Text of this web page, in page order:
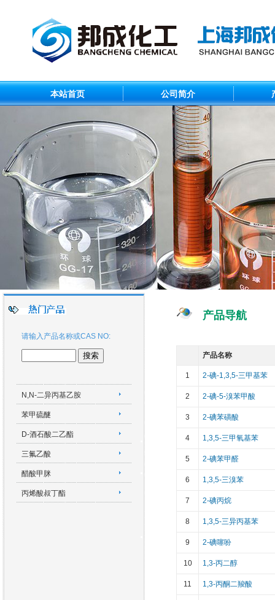
本站首页 公司简介
请输入产品名称或CAS NO:
N,N-二异丙基乙胺
苯甲硫醚
D-酒石酸二乙酯
三氟乙酸
醋酸甲脒
丙烯酸叔丁酯
产品导航
产品名称
1 2-碘-1,3,5-三甲基苯
2 2-碘-5-溴苯甲酸
3 2-碘苯磺酸
4 1,3,5-三甲氧基苯
5 2-碘苯甲醛
6 1,3,5-三溴苯
7 2-碘丙烷
8 1,3,5-三异丙基苯
9 2-碘噻吩
10 1,3-丙二醇
11 1,3-丙酮二羧酸